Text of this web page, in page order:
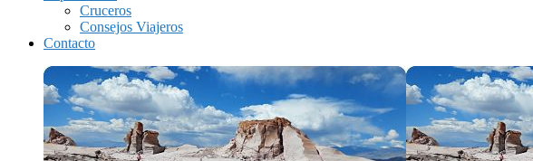
Cruceros
Consejos Viajeros
Contacto